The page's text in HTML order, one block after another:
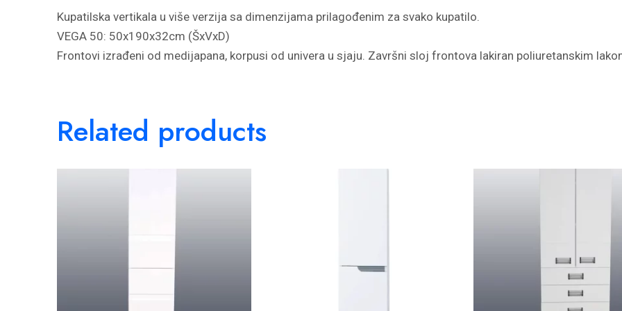
Kupatilska vertikala u više verzija sa dimenzijama prilagođenim za svako kupatilo.
VEGA 50: 50x190x32cm (ŠxVxD)
Frontovi izrađeni od medijapana, korpusi od univera u sjaju. Završni sloj frontova lakiran poliuretanskim
Related products